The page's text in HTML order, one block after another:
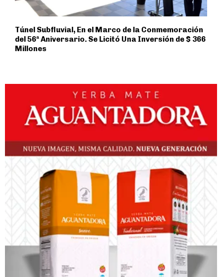
Túnel Subfluvial, En el Marco de la Conmemoración
del 56ª Aniversario. Se Licitó Una Inversión de $ 366
Millones